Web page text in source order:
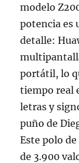
modelo
potencia es
detalle:
portátil, lo
tiempo real
letras y
puño de
Este polo de
de 3.900